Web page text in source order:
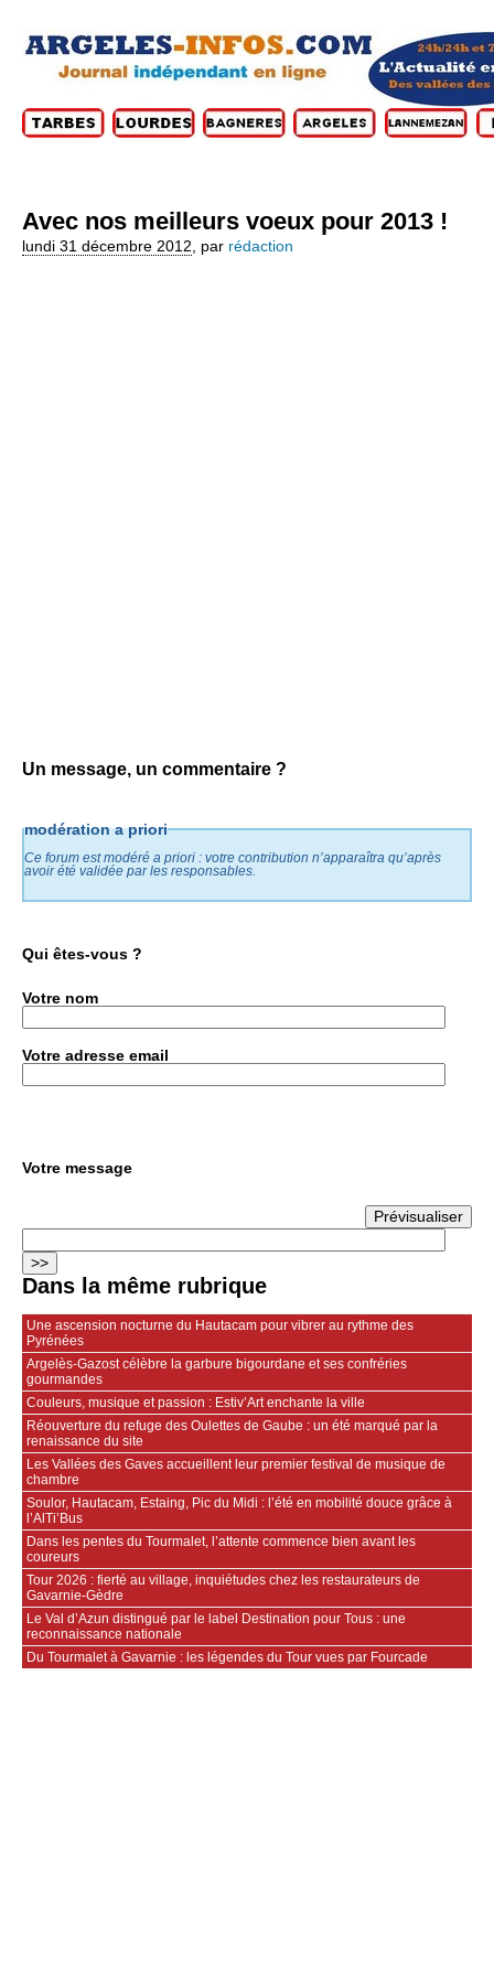
Avec nos meilleurs voeux pour 2013 !
lundi 31 décembre 2012 par rédaction
Un message, un commentaire ?
modération a priori
Ce forum est modéré a priori : votre contribution n’apparaîtra qu’après
avoir été validée par les responsables.
Qui êtes-vous ?
Votre nom
Votre adresse email
Votre message
Dans la même rubrique
Une ascension nocturne du Hautacam pour vibrer au rythme des
Pyrénées
Argelès-Gazost célèbre la garbure bigourdane et ses confréries
gourmandes
Couleurs, musique et passion : Estiv’Art enchante la ville
Réouverture du refuge des Oulettes de Gaube : un été marqué par la
renaissance du site
Les Vallées des Gaves accueillent leur premier festival de musique de
chambre
Soulor, Hautacam, Estaing, Pic du Midi : l’été en mobilité douce grâce à
l’AlTi’Bus
Dans les pentes du Tourmalet, l’attente commence bien avant les
coureurs
Tour 2026 : fierté au village, inquiétudes chez les restaurateurs de
Gavarnie‑Gèdre
Le Val d’Azun distingué par le label Destination pour Tous : une
reconnaissance nationale
Du Tourmalet à Gavarnie : les légendes du Tour vues par Fourcade